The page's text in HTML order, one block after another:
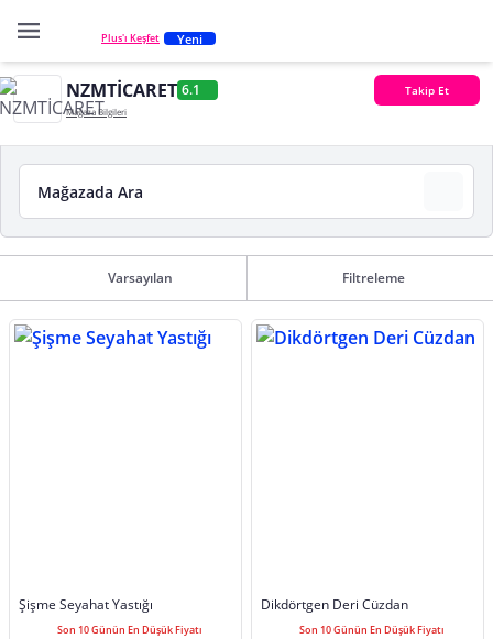
Plus'ı Keşfet Yeni
NZMTİCARET 6.1 Takip Et
Mağaza Bilgileri
Varsayılan Filtreleme
Şişme Seyahat Yastığı
Son 10 Günün En Düşük Fiyatı
Dikdörtgen Deri Cüzdan
Son 10 Günün En Düşük Fiyatı